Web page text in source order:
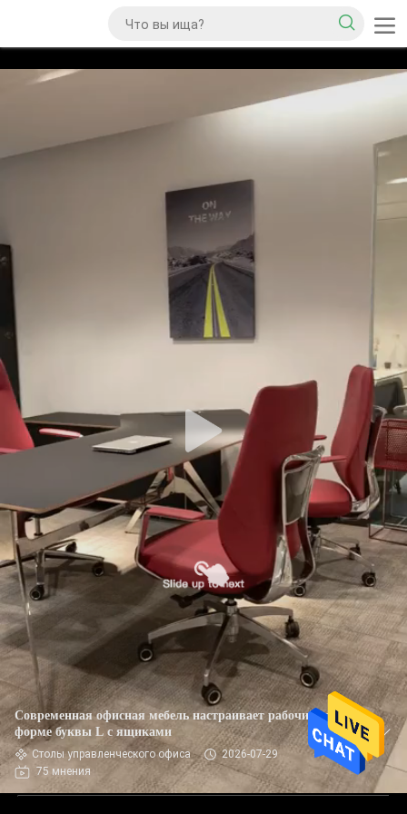
Современная офисная мебель настраивает рабочий стол в
форме буквы L с ящиками
Столы управленческого офиса
2026-07-29
75 мнения